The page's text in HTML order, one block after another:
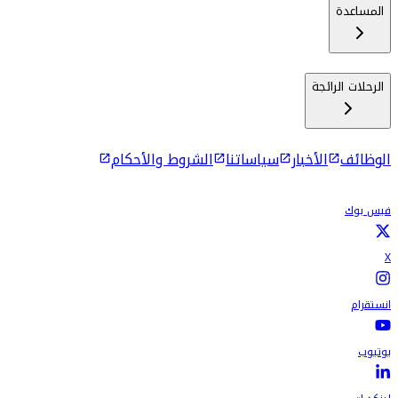
المساعدة
الرحلات الرائجة
الوظائف الأخبار سياساتنا الشروط والأحكام
فيس بوك
X
انستقرام
يوتيوب